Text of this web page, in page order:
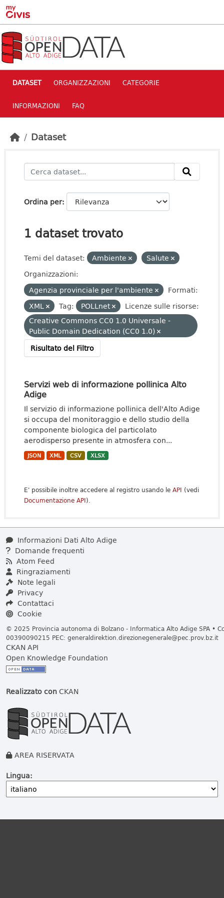
Skip to main content
DATASET ORGANIZZAZIONI CATEGORIE
INFORMAZIONI FAQ
Dataset
Ordina per
1 dataset trovato
Temi del dataset: Ambiente
Salute
Organizzazioni:
Agenzia provinciale per l'ambiente
Formati:
XML
Tag: POLLnet
Licenze sulle risorse:
Creative Commons CC0 1.0 Universale -
Public Domain Dedication (CC0 1.0)
Risultato del Filtro
Servizi web di informazione pollinica Alto
Adige
Il servizio di informazione pollinica dell'Alto Adige
si occupa del monitoraggio e dello studio della
componente biologica del particolato
aerodisperso presente in atmosfera con...
JSON XML CSV XLSX
E' possibile inoltre accedere al registro usando le API (vedi
Documentazione API).
Informazioni Dati Alto Adige
Domande frequenti
Atom Feed
Ringraziamenti
Note legali
Privacy
Contattaci
Cookie
© 2025 Provincia autonoma di Bolzano - Informatica Alto Adige SPA •
00390090215 PEC: generaldirektion.direzionegenerale@pec.prov.bz.it
CKAN API
Open Knowledge Foundation
Realizzato conCKAN
AREA RISERVATA
Lingua